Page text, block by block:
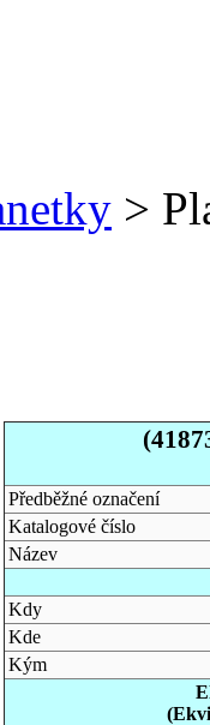
>
Předběžné označení
Katalogové číslo
Název
Kdy
Kde
Kým